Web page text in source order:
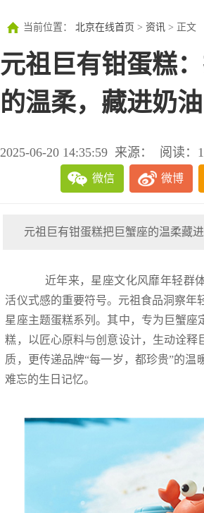
当前位置： 北京在线首页 > 资讯 > 正文
元祖巨有钳蛋糕
的温柔，藏进奶
2025-06-20 14:35:59 来源： 阅读：
微信 微博
元祖巨有钳蛋糕把巨蟹座的温柔藏
近年来，星座文化风靡年轻群
活仪式感的重要符号。元祖食品洞察年
星座主题蛋糕系列。其中，专为巨蟹座
糕，以匠心原料与创意设计，生动诠释
质，更传递品牌“每一岁，都珍贵”的温
难忘的生日记忆。